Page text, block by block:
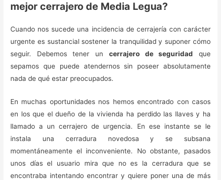
mejor cerrajero de Media Legua?
Cuando nos sucede una incidencia de cerrajería con carácter
urgente es sustancial sostener la tranquilidad y suponer cómo
seguir. Debemos tener un cerrajero de seguridad que
sepamos que puede atendernos sin poseer absolutamente
nada de qué estar preocupados.
En muchas oportunidades nos hemos encontrado con casos
en los que el dueño de la vivienda ha perdido las llaves y ha
llamado a un cerrajero de urgencia. En ese instante se le
instala una cerradura novedosa y se subsana
momentáneamente el inconveniente. No obstante, pasados
unos días el usuario mira que no es la cerradura que se
encontraba intentando encontrar y quiere poner una de más